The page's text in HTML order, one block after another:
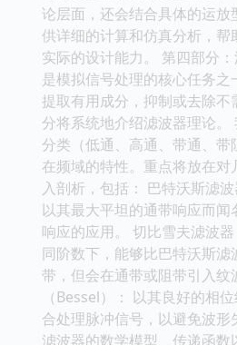
论层面，还会结合具体的运
供详细的计算和仿真分析，
实际的设计能力。 第四部分
是模拟信号处理的核心任务
提取有用成分，抑制或去除
分将系统地介绍滤波器理论
分类（低通、高通、带通、
在频域的特性。重点将放在
入剖析，包括： 巴特沃斯滤
以其最大平坦的通带响应而
响应的应用。 切比雪夫滤波
同阶数下，能够比巴特沃斯
带，但会在通带或阻带引入纹
（Bessel）： 以其良好的相
合处理脉冲信号，以避免波
滤波器的数学模型、传递函数